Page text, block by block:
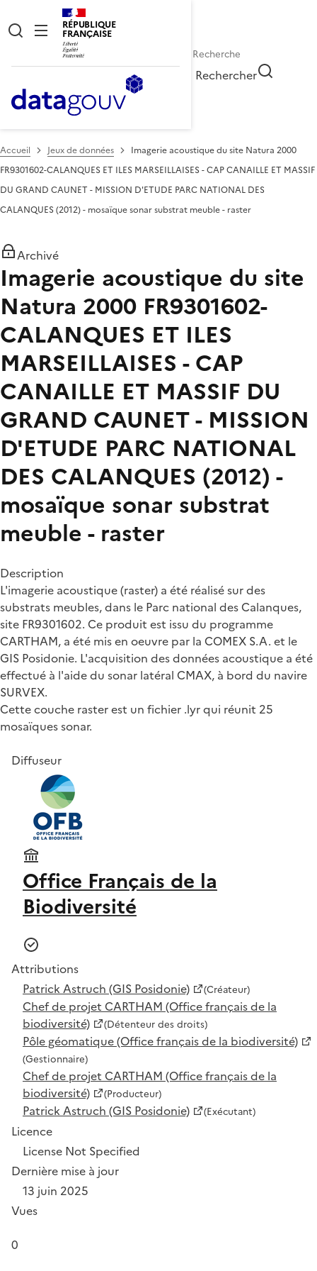
RÉPUBLIQUE
FRANÇAISE
Rechercher
Accueil Jeux de données
Imagerie acoustique du site Natura 2000
FR9301602-CALANQUES ET ILES MARSEILLAISES - CAP CANAILLE ET MASSIF
DU GRAND CAUNET - MISSION D'ETUDE PARC NATIONAL DES
CALANQUES (2012) - mosaïque sonar substrat meuble - raster
Archivé
Imagerie acoustique du site
Natura 2000 FR9301602-
CALANQUES ET ILES
MARSEILLAISES - CAP
CANAILLE ET MASSIF DU
GRAND CAUNET - MISSION
D'ETUDE PARC NATIONAL
DES CALANQUES (2012) -
mosaïque sonar substrat
meuble - raster
Description
L'imagerie acoustique (raster) a été réalisé sur des
substrats meubles, dans le Parc national des Calanques,
site FR9301602. Ce produit est issu du programme
CARTHAM, a été mis en oeuvre par la COMEX S.A. et le
GIS Posidonie. L'acquisition des données acoustique a été
effectué à l'aide du sonar latéral CMAX, à bord du navire
SURVEX.
Cette couche raster est un fichier .lyr qui réunit 25
mosaïques sonar.
Diffuseur
Office Français de la
Biodiversité
Attributions
Patrick Astruch (GIS Posidonie)
(Créateur)
Chef de projet CARTHAM (Office français de la
biodiversité)
(Détenteur des droits)
Pôle géomatique (Office français de la biodiversité)
(Gestionnaire)
Chef de projet CARTHAM (Office français de la
biodiversité)
(Producteur)
Patrick Astruch (GIS Posidonie) (Exécutant)
Licence
License Not Specified
Dernière mise à jour
13 juin 2025
Vues
0